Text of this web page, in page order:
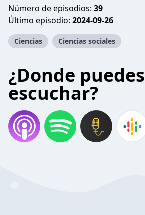
Número de episodios: 39
Último episodio: 2024-09-26
Ciencias Ciencias sociales
¿Donde puedes
escuchar?